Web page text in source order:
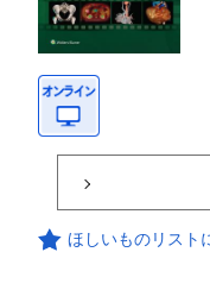
ほしいものリスト